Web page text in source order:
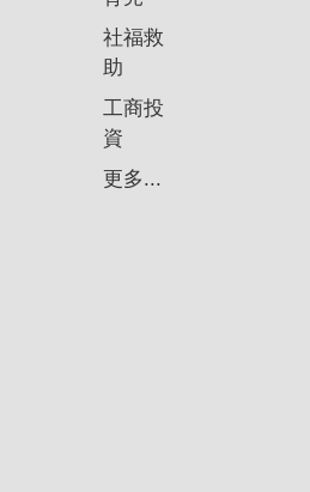
社福救
助
工商投
資
更多...